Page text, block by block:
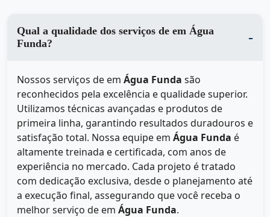
Qual a qualidade dos serviços de em Água
Funda?
Nossos serviços de em Água Funda são
reconhecidos pela excelência e qualidade superior.
Utilizamos técnicas avançadas e produtos de
primeira linha, garantindo resultados duradouros e
satisfação total. Nossa equipe em Água Funda é
altamente treinada e certificada, com anos de
experiência no mercado. Cada projeto é tratado
com dedicação exclusiva, desde o planejamento até
a execução final, assegurando que você receba o
melhor serviço de em Água Funda.